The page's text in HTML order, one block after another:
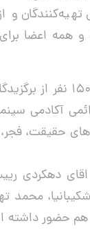
و
و همه اعضا
بنا به گزارشی که رییس
آکادمی
حقیقت، فجر،
دهکردی
محمد
حضور داشته